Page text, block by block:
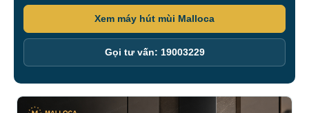
Xem máy hút mùi Malloca
Gọi tư vấn: 19003229